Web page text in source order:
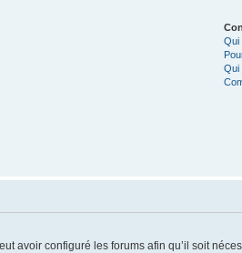
Qui
Qui
avoir configuré les forums afin qu’il soit